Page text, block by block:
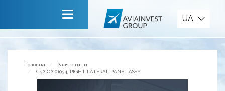
Сервiси
UA
Головна
Запчастини
C521C2101054, RIGHT LATERAL PANEL ASSY